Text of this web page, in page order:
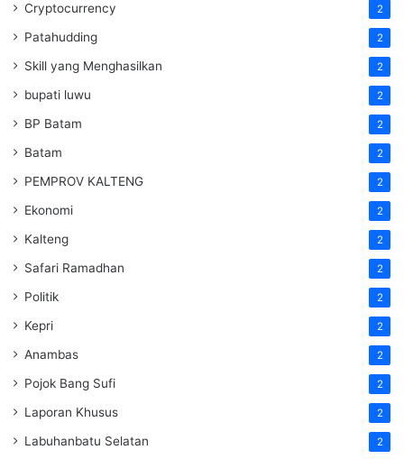
Cryptocurrency 2
Patahudding 2
Skill yang Menghasilkan 2
bupati luwu 2
BP Batam 2
Batam 2
PEMPROV KALTENG 2
Ekonomi 2
Kalteng 2
Safari Ramadhan 2
Politik 2
Kepri 2
Anambas 2
Pojok Bang Sufi 2
Laporan Khusus 2
Labuhanbatu Selatan 2